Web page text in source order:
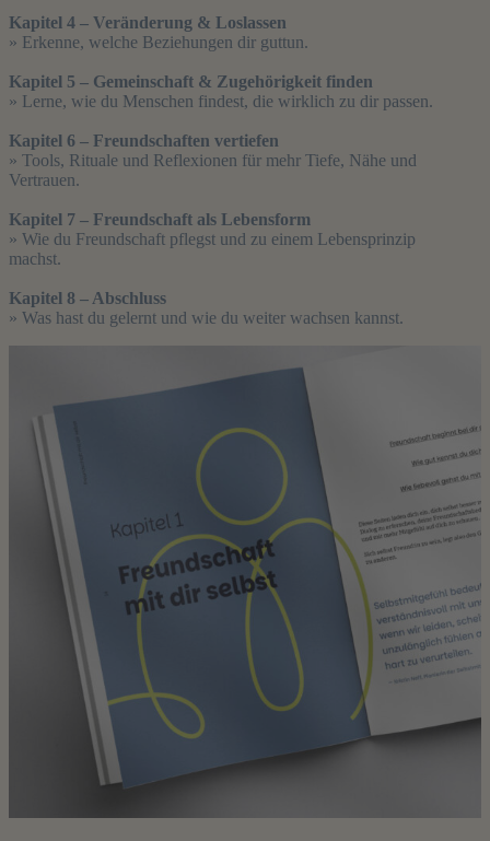
Kapitel 4 – Veränderung & Loslassen
» Erkenne, welche Beziehungen dir guttun.
Kapitel 5 – Gemeinschaft & Zugehörigkeit finden
» Lerne, wie du Menschen findest, die wirklich zu dir passen.
Kapitel 6 – Freundschaften vertiefen
» Tools, Rituale und Reflexionen für mehr Tiefe, Nähe und
Vertrauen.
Kapitel 7 – Freundschaft als Lebensform
» Wie du Freundschaft pflegst und zu einem Lebensprinzip
machst.
Kapitel 8 – Abschluss
» Was hast du gelernt und wie du weiter wachsen kannst.